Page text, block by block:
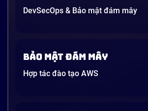
DevSecOps & Bảo mật đám mây
Bảo mật đám mây
Hợp tác đào tạo AWS